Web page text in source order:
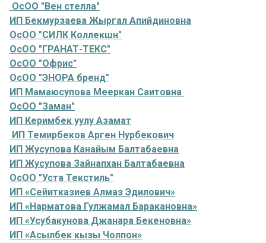
ОсОО "Вен стелла"
ИП Бекмурзаева Жыргал Апийдиновна
ОсОО "СИЛК Коллекшн"
ОсОО "ГРАНАТ-ТЕКС"
ОсОО "Офрис"
ОсОО "ЭНОРА бренд"
ИП Мамаюсупова Мееркан Саитовна
ОсОО "Заман"
ИП Керимбек уулу Азамат
ИП Темирбеков Арген Нурбекович
ИП Жусупова Канайым Балтабаевна
ИП Жусупова Зайнапхан Балтабаевна
ОсОО "Уста Текстиль"
ИП «Сейитказиев Алмаз Эдилович»
ИП «Нарматова Гулжамал Баракановна»
ИП «Усубакунова Джанара Бекеновна»
ИП «Асылбек кызы Чолпон»